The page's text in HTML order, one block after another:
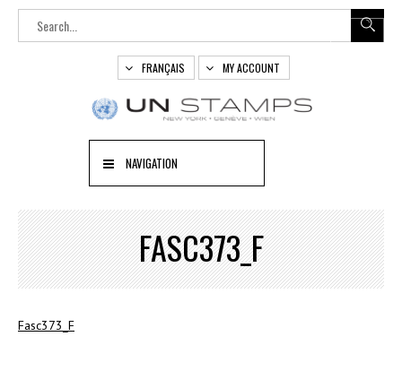
FRANÇAIS MY ACCOUNT
NAVIGATION
FASC373_F
Fasc373_F